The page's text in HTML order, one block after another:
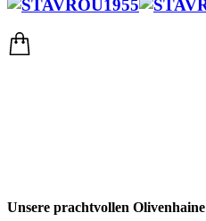
Unsere prachtvollen Olivenhaine